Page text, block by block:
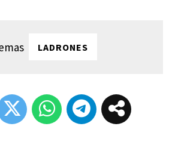
LADRONES